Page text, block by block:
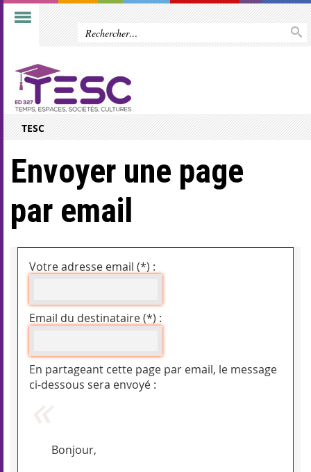
TESC
Envoyer une page
par email
Votre adresse email (*) :
Email du destinataire (*) :
En partageant cette page par email, le message
ci-dessous sera envoyé :
Bonjour,